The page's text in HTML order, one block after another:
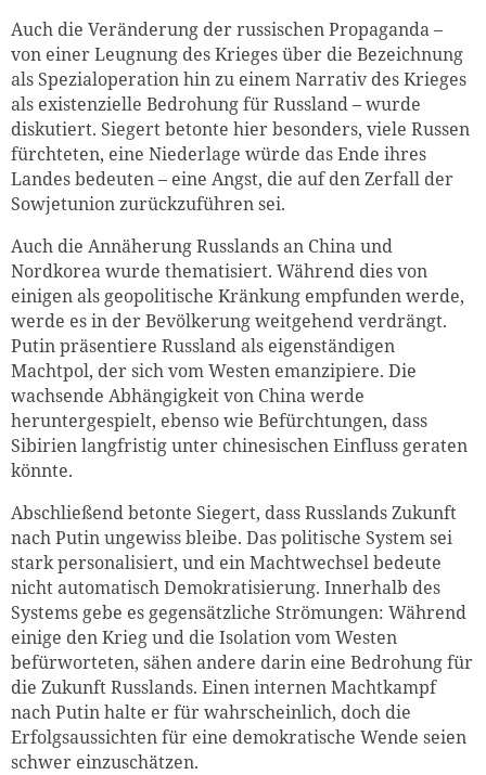
Auch die Veränderung der russischen Propaganda –
von einer Leugnung des Krieges über die Bezeichnung
als Spezialoperation hin zu einem Narrativ des Krieges
als existenzielle Bedrohung für Russland – wurde
diskutiert. Siegert betonte hier besonders, viele Russen
fürchteten, eine Niederlage würde das Ende ihres
Landes bedeuten – eine Angst, die auf den Zerfall der
Sowjetunion zurückzuführen sei.
Auch die Annäherung Russlands an China und
Nordkorea wurde thematisiert. Während dies von
einigen als geopolitische Kränkung empfunden werde,
werde es in der Bevölkerung weitgehend verdrängt.
Putin präsentiere Russland als eigenständigen
Machtpol, der sich vom Westen emanzipiere. Die
wachsende Abhängigkeit von China werde
heruntergespielt, ebenso wie Befürchtungen, dass
Sibirien langfristig unter chinesischen Einfluss geraten
könnte.
Abschließend betonte Siegert, dass Russlands Zukunft
nach Putin ungewiss bleibe. Das politische System sei
stark personalisiert, und ein Machtwechsel bedeute
nicht automatisch Demokratisierung. Innerhalb des
Systems gebe es gegensätzliche Strömungen: Während
einige den Krieg und die Isolation vom Westen
befürworteten, sähen andere darin eine Bedrohung für
die Zukunft Russlands. Einen internen Machtkampf
nach Putin halte er für wahrscheinlich, doch die
Erfolgsaussichten für eine demokratische Wende seien
schwer einzuschätzen.